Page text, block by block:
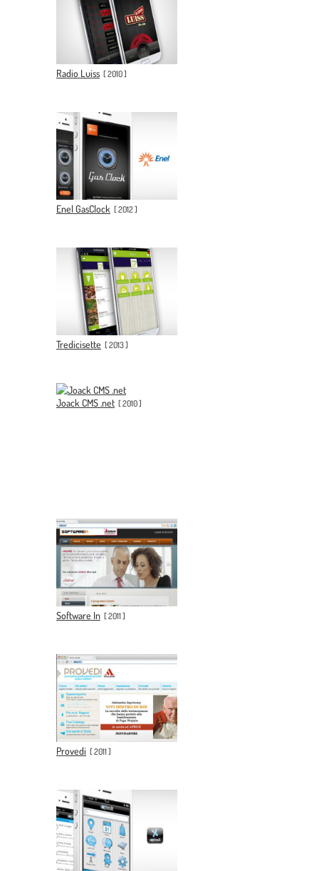
Radio Luiss [2010]
Enel GasClock [2012]
Tredicisette [2013]
Joack CMS .net [2010]
Software In [2011]
Provedi [2011]